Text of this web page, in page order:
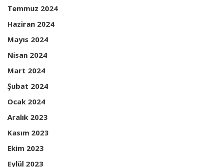
Temmuz 2024
Haziran 2024
Mayıs 2024
Nisan 2024
Mart 2024
Şubat 2024
Ocak 2024
Aralık 2023
Kasım 2023
Ekim 2023
Eylül 2023